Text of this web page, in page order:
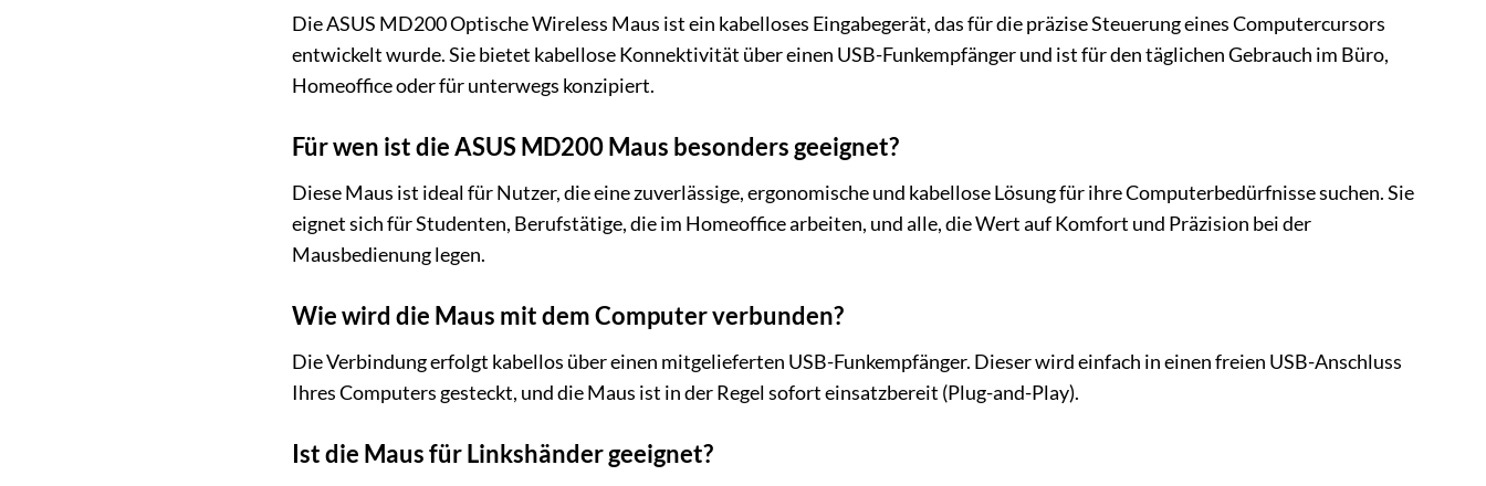
Die ASUS MD200 Optische Wireless Maus ist ein kabelloses Eingabegerät, das für die präzise Steuerung eines Computercursors
entwickelt wurde. Sie bietet kabellose Konnektivität über einen USB-Funkempfänger und ist für den täglichen Gebrauch im Büro,
Homeoffice oder für unterwegs konzipiert.
Für wen ist die ASUS MD200 Maus besonders geeignet?
Diese Maus ist ideal für Nutzer, die eine zuverlässige, ergonomische und kabellose Lösung für ihre Computerbedürfnisse suchen. Sie
eignet sich für Studenten, Berufstätige, die im Homeoffice arbeiten, und alle, die Wert auf Komfort und Präzision bei der
Mausbedienung legen.
Wie wird die Maus mit dem Computer verbunden?
Die Verbindung erfolgt kabellos über einen mitgelieferten USB-Funkempfänger. Dieser wird einfach in einen freien USB-Anschluss
Ihres Computers gesteckt, und die Maus ist in der Regel sofort einsatzbereit (Plug-and-Play).
Ist die Maus für Linkshänder geeignet?